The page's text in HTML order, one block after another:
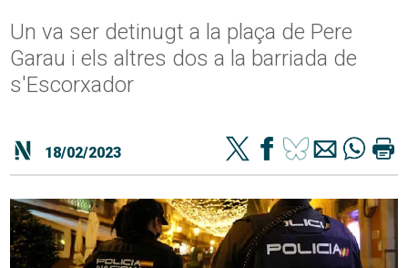
Un va ser detinugt a la plaça de Pere
Garau i els altres dos a la barriada de
s'Escorxador
18/02/2023